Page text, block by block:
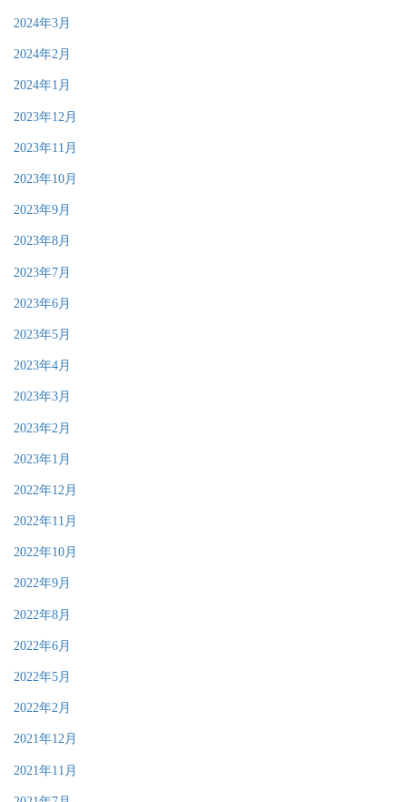
2024年3月
2024年2月
2024年1月
2023年12月
2023年11月
2023年10月
2023年9月
2023年8月
2023年7月
2023年6月
2023年5月
2023年4月
2023年3月
2023年2月
2023年1月
2022年12月
2022年11月
2022年10月
2022年9月
2022年8月
2022年6月
2022年5月
2022年2月
2021年12月
2021年11月